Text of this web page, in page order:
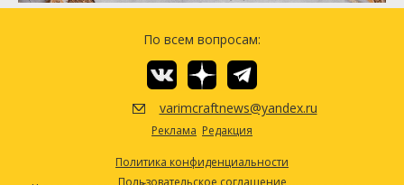
По всем вопросам:
varimcraftnews@yandex.ru
Реклама Редакция
Политика конфиденциальности